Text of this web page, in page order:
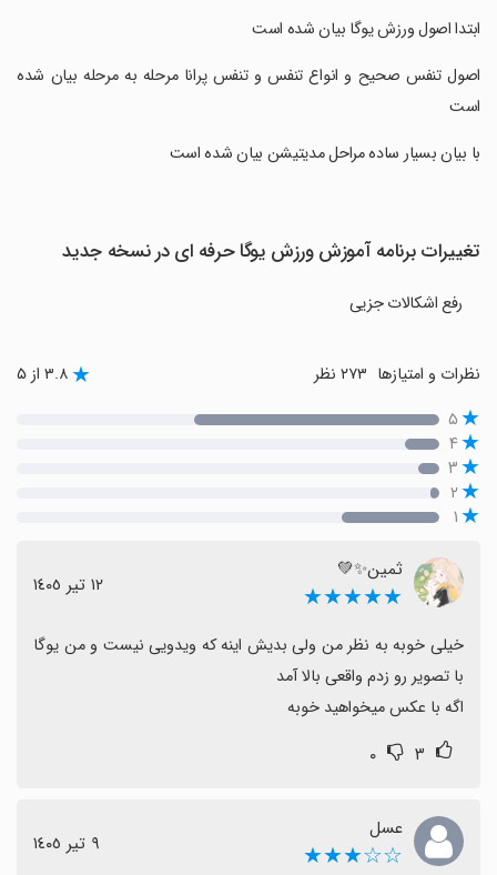
ابتدا اصول ورزش یوگا بیان شده است
‏اصول تنفس صحیح و انواع تنفس و تنفس پرانا مرحله به مرحله بیان شده
است
‏با بیان بسیار ساده مراحل مدیتیشن بیان شده است
تغییرات برنامه آموزش ورزش یوگا حرفه ای در نسخه جدید
رفع اشکالات جزیی
نظرات و امتیازها ۳.۸ از ۵
۵
۴
۳
۲
۱
ثمین✨️💚
★★★★★ ١٢ تیر ١٤٠٥
اگه با عکس میخواهید خوبه
۳ ۰
عسل
☆☆★★★ ٩ تیر ١٤٠٥